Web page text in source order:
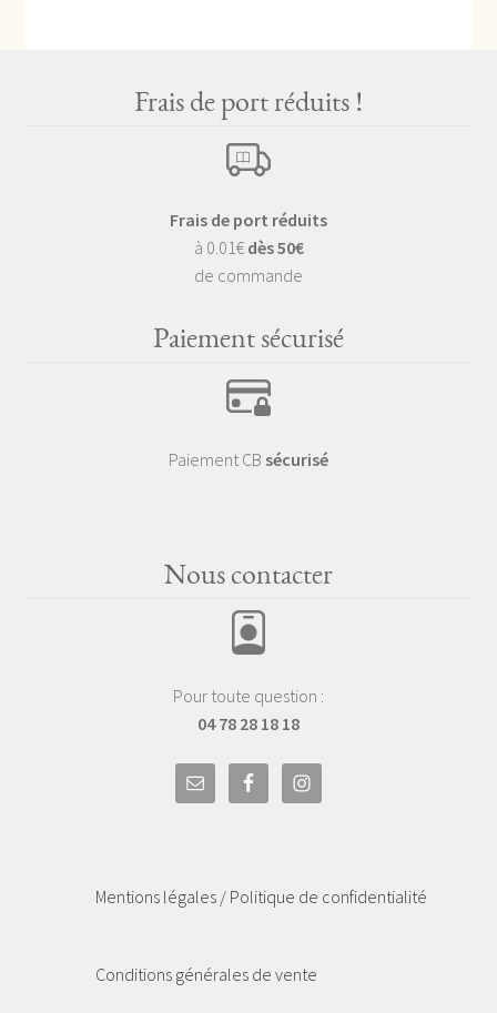
Frais de port réduits !
Frais de port réduits
à 0.01€ dès 50€
de commande
Paiement sécurisé
Paiement CB sécurisé
Nous contacter
Pour toute question :
04 78 28 18 18
Mentions légales / Politique de confidentialité
Conditions générales de vente